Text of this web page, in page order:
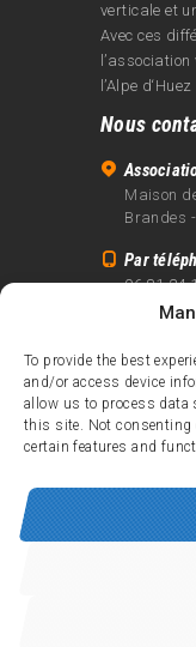
To provide the best
and/or access device
allow us to process data
this site. Not consenting
certain features and
verticale et
Avec ces
l’Alpe
Nous
Maison
Brandes
Par
06 81 24